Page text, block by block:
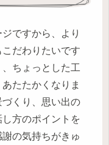
ですから、より
だわりたいです
ちょっとした工
たたかくなりま
くり、思い出の
方のポイントを
の気持ちがきゅ